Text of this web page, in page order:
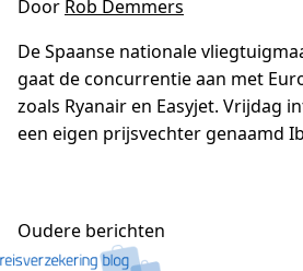
Door Rob Demmers
De Spaanse nationale
gaat de concurrentie aan met
zoals Ryanair en Easyjet. Vrijdag
een eigen prijsvechter genaamd
Oudere berichten